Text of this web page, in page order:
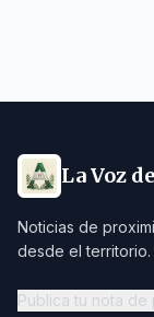
La Voz
Noticias de
desde el
Publica tu nota de